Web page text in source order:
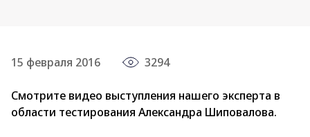
15 февраля 2016 3294
Смотрите видео выступления нашего эксперта в
области тестирования Александра Шиповалова.